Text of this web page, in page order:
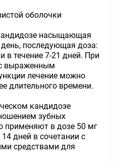
оболочки
насыщающая
последующая доза:
в течение 7-21 дней. При
выраженным
лечение можно
длительного времени.
кандидозе
зубных
применяют в дозе 50 мг
дней в сочетании с
средствами для